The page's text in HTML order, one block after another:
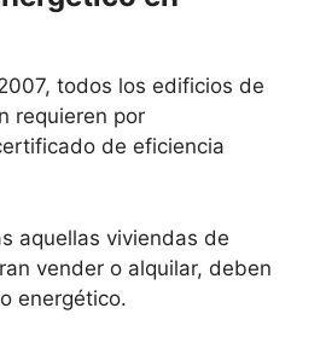
todos los edificios de
requieren por
de eficiencia
aquellas viviendas de
vender o alquilar, deben
energético.